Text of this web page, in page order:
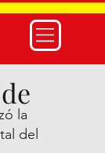
la
del